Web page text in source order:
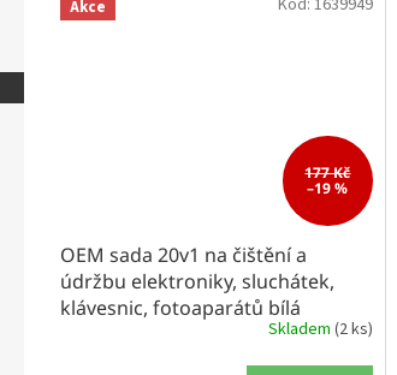
Akce
177 Kč
–19 %
OEM sada 20v1 na čištění a
údržbu elektroniky, sluchátek,
klávesnic, fotoaparátů bílá
Skladem (2 ks)
Kód: 1639949